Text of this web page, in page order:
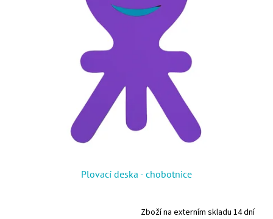
Plovací deska - chobotnice
Zboží na externím skladu 14 dní